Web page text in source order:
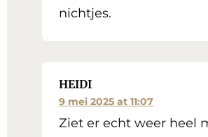
nichtjes.
HEIDI
9 mei 2025 at 11:07
Ziet er echt weer heel